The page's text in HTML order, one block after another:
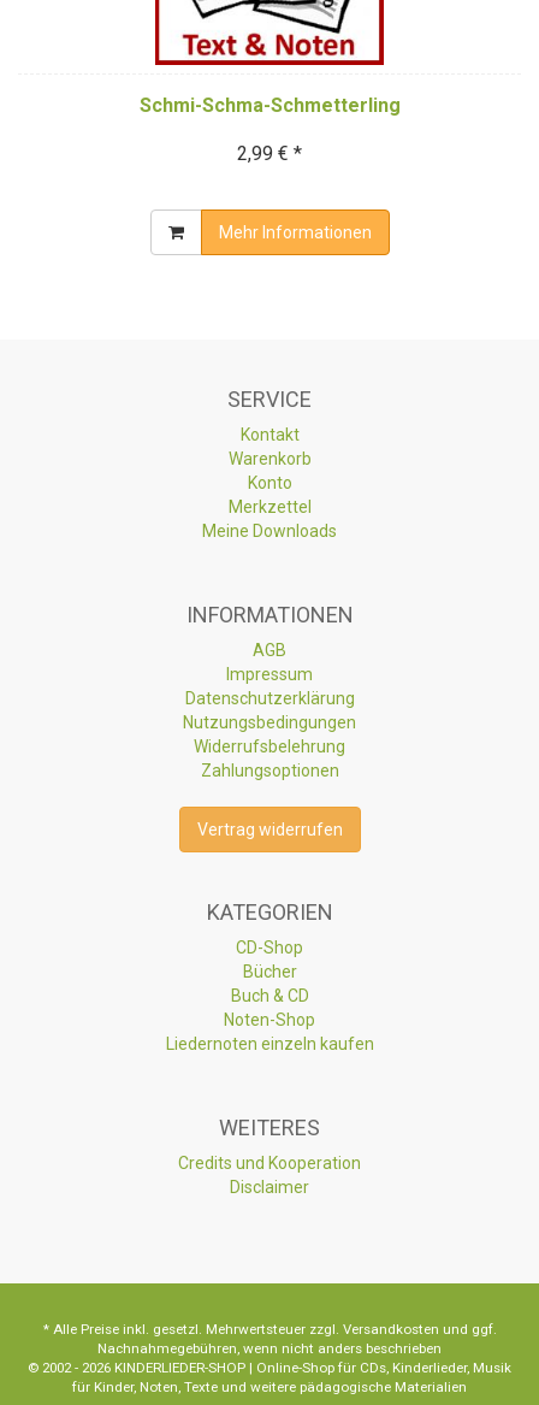
Schmi-Schma-Schmetterling
2,99 € *
Mehr Informationen
SERVICE
Kontakt
Warenkorb
Konto
Merkzettel
Meine Downloads
INFORMATIONEN
AGB
Impressum
Datenschutzerklärung
Nutzungsbedingungen
Widerrufsbelehrung
Zahlungsoptionen
Vertrag widerrufen
KATEGORIEN
CD-Shop
Bücher
Buch & CD
Noten-Shop
Liedernoten einzeln kaufen
WEITERES
Credits und Kooperation
Disclaimer
* Alle Preise inkl. gesetzl. Mehrwertsteuer zzgl. Versandkosten und ggf.
Nachnahmegebühren, wenn nicht anders beschrieben
© 2002 - 2026 KINDERLIEDER-SHOP | Online-Shop für CDs, Kinderlieder, Musik
für Kinder, Noten, Texte und weitere pädagogische Materialien